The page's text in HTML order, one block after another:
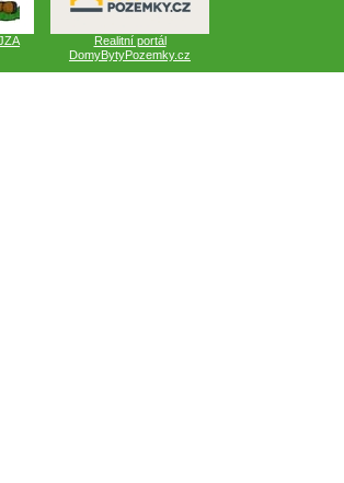
Realitní portál
DomyBytyPozemky.cz